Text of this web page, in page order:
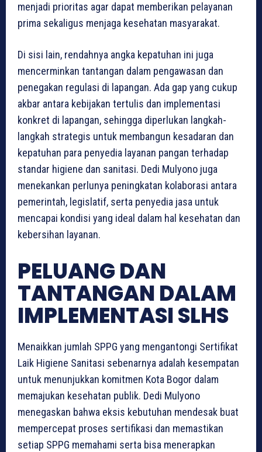
menjadi prioritas agar dapat memberikan pelayanan
prima sekaligus menjaga kesehatan masyarakat.
Di sisi lain, rendahnya angka kepatuhan ini juga
mencerminkan tantangan dalam pengawasan dan
penegakan regulasi di lapangan. Ada gap yang cukup
akbar antara kebijakan tertulis dan implementasi
konkret di lapangan, sehingga diperlukan langkah-
langkah strategis untuk membangun kesadaran dan
kepatuhan para penyedia layanan pangan terhadap
standar higiene dan sanitasi. Dedi Mulyono juga
menekankan perlunya peningkatan kolaborasi antara
pemerintah, legislatif, serta penyedia jasa untuk
mencapai kondisi yang ideal dalam hal kesehatan dan
kebersihan layanan.
PELUANG DAN
TANTANGAN DALAM
IMPLEMENTASI SLHS
Menaikkan jumlah SPPG yang mengantongi Sertifikat
Laik Higiene Sanitasi sebenarnya adalah kesempatan
untuk menunjukkan komitmen Kota Bogor dalam
memajukan kesehatan publik. Dedi Mulyono
menegaskan bahwa eksis kebutuhan mendesak buat
mempercepat proses sertifikasi dan memastikan
setiap SPPG memahami serta bisa menerapkan